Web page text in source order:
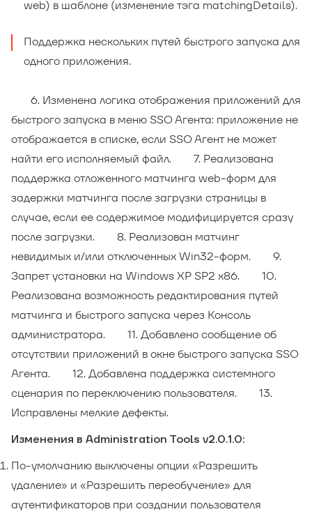
web) в шаблоне (изменение тэга matchingDetails).
Поддержка нескольких путей быстрого запуска для
одного приложения.
6. Изменена логика отображения приложений для
быстрого запуска в меню SSO Агента: приложение не
отображается в списке, если SSO Агент не может
найти его исполняемый файл. 7. Реализована
поддержка отложенного матчинга web-форм для
задержки матчинга после загрузки страницы в
случае, если ее содержимое модифицируется сразу
после загрузки. 8. Реализован матчинг
невидимых и/или отключенных Win32-форм. 9.
Запрет установки на Windows XP SP2 x86. 10.
Реализована возможность редактирования путей
матчинга и быстрого запуска через Консоль
администратора. 11. Добавлено сообщение об
отсутствии приложений в окне быстрого запуска SSO
Агента. 12. Добавлена поддержка системного
сценария по переключению пользователя. 13.
Исправлены мелкие дефекты.
Изменения в Administration Tools v2.0.1.0:
По-умолчанию выключены опции «Разрешить
удаление» и «Разрешить переобучение» для
аутентификаторов при создании пользователя